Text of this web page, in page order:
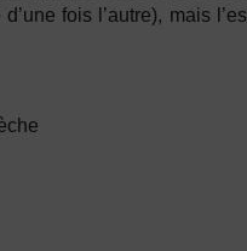
fois l’autre), mais